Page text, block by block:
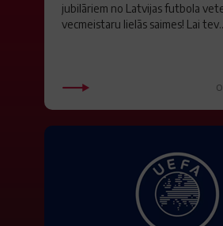
jubilāriem no Latvijas futbola
vecmeistaru lielās saimes! Lai